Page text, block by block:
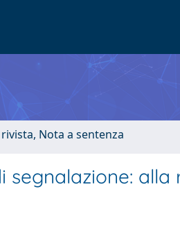
Nota a sentenza
segnalazione: